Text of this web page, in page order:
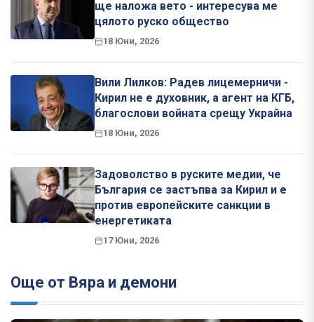
ще наложа вето - интересува ме
цялото руско общество
18 Юни, 2026
Вили Лилков: Радев лицемерничи -
Кирил не е духовник, а агент на КГБ,
благослови войната срещу Украйна
18 Юни, 2026
Задоволство в руските медии, че
България се застъпва за Кирил и е
против европейските санкции в
енергетиката
17 Юни, 2026
Още от Вяра и демони